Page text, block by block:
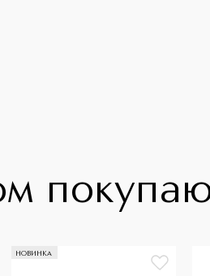
НОВИНКА